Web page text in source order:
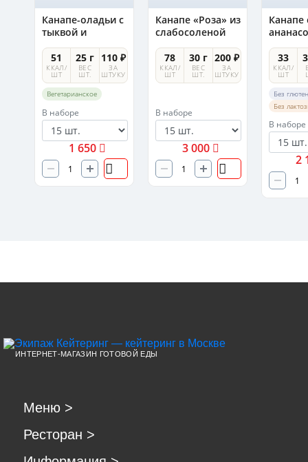
Канапе-оладьи с
тыквой и
сливочным
сыром
51
ККАЛ/
ШТ
25 г
ВЕС
ШТ.
110 ₽
ЗА
ШТУКУ
Вегетарианское
В наборе
1 650
Канапе «Роза» из
слабосоленой
семги
78
ККАЛ/
ШТ
30 г
ВЕС
ШТ.
200 ₽
ЗА
ШТУКУ
В наборе
3 000
Канапе
33
ККАЛ/
ШТ
Без
Без
В наборе
2
ИНТЕРНЕТ-МАГАЗИН ГОТОВОЙ ЕДЫ
Меню >
Ресторан >